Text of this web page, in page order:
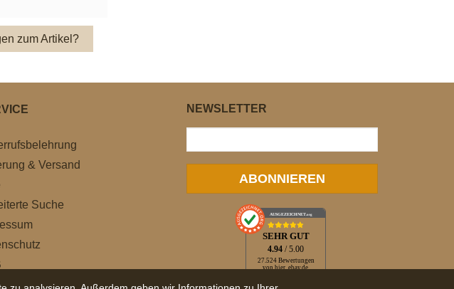
zum Artikel?
& Versand
Suche
NEWSLETTER
ABONNIEREN
AUSGEZEICHNET.org
SEHR GUT
4.94/ 5.00
27.524 Bewertungen
von hier, ebay.de,
Hinweis zu den Bewertungen